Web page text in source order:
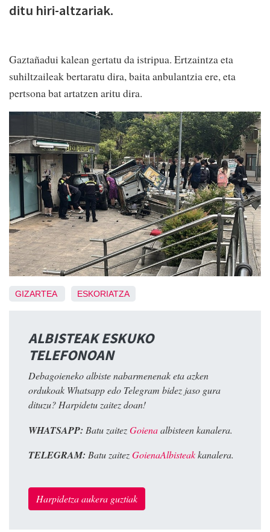
ditu hiri-altzariak.
Gaztañadui kalean gertatu da istripua. Ertzaintza eta
suhiltzaileak bertaratu dira, baita anbulantzia ere, eta
pertsona bat artatzen aritu dira.
GIZARTEA ESKORIATZA
ALBISTEAK ESKUKO
TELEFONOAN
Debagoieneko albiste nabarmenenak eta azken
ordukoak Whatsapp edo Telegram bidez jaso gura
dituzu? Harpidetu zaitez doan!
WHATSAPP: Batu zaitezGoienaalbisteen kanalera.
TELEGRAM: Batu zaitezGoienaAlbisteakkanalera.
Harpidetza aukera guztiak